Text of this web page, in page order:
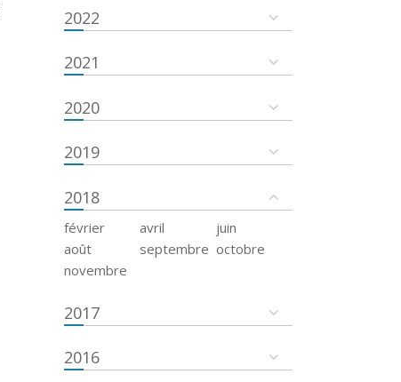
2022
2021
2020
2019
2018
février avril
juin
août
septembre octobre
novembre
2017
2016